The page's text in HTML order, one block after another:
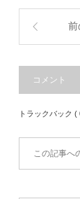
前
コメント
トラックバック (
この記事へ